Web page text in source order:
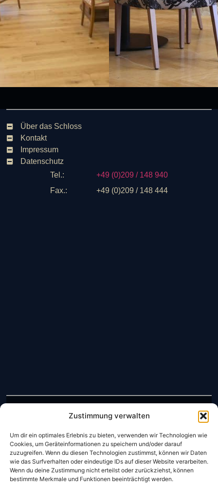
Zustimmung verwalten
Um dir ein optimales Erlebnis zu bieten, verwenden wir Technologien wie
Cookies, um Geräteinformationen zu speichern und/oder darauf
zuzugreifen. Wenn du diesen Technologien zustimmst, können wir Daten
wie das Surfverhalten oder eindeutige IDs auf dieser Website verarbeiten.
Wenn du deine Zustimmung nicht erteilst oder zurückziehst, können
bestimmte Merkmale und Funktionen beeinträchtigt werden.
Öffnungszeiten Restaurant:
Mo- So: 11:00 – 22:00 Uhr
Sonntags Brunch: 11-14:00 Uhr
Über das Schloss
Kontakt
Impressum
Datenschutz
Tel.:
+49 (0)209 / 148 940
Fax.:
+49 (0)209 / 148 444